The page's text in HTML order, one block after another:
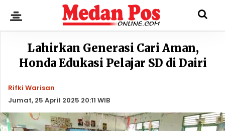
Lahirkan Generasi Cari Aman,
Honda Edukasi Pelajar SD di Dairi
Rifki Warisan
Jumat, 25 April 2025 20:11 WIB